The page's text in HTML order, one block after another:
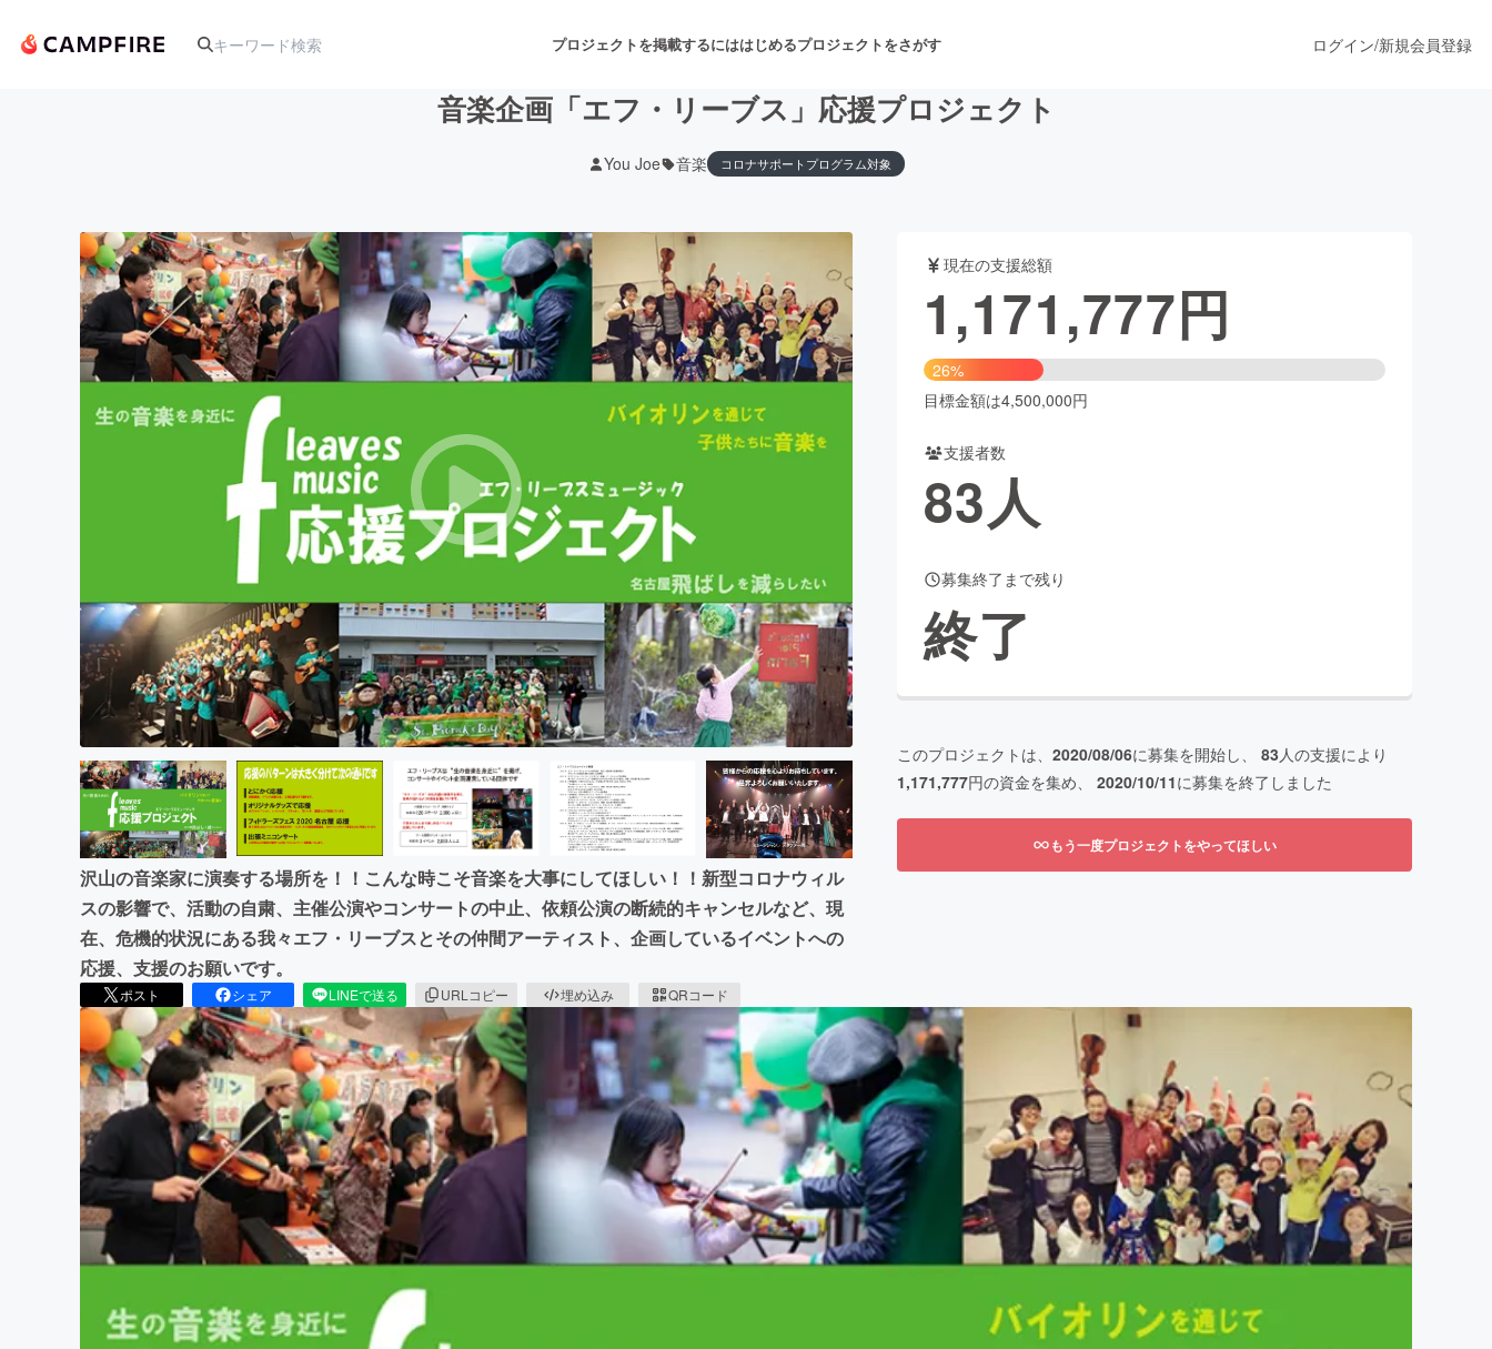
プロジェクトを掲載するにははじめるプロジェクトをさがす
アート・写真 音楽 舞台・パフォーマンス
テクノロジー・ガジェット ゲーム・サービス開発 フード・飲食店 ファッション
映像・映画
ビジネス・起業 ビューティー・ヘルスケア
まちづくり・地域活性化
CAMPFIRE for Social GoodCAMPFIRE Creation
CAMPFIREふるさと納税machi-yaコミュニティ
ログイン/新規会員登録
音楽企画「エフ・リーブス」応援プロジェクト
You Joe 音楽 コロナサポートプログラム対象
沢山の音楽家に演奏する場所を！！こんな時こそ音楽を大事にしてほしい！！新型コロナウィル
スの影響で、活動の自粛、主催公演やコンサートの中止、依頼公演の断続的キャンセルなど、現
在、危機的状況にある我々エフ・リーブスとその仲間アーティスト、企画しているイベントへの
応援、支援のお願いです。
ポスト シェア LINEで送る URLコピー 埋め込み QRコード
現在の支援総額
1,171,777円
26%
目標金額は4,500,000円
支援者数
83人
募集終了まで残り
終了
このプロジェクトは、 2020/08/06に募集を開始し、 83人の支援により
1,171,777円の資金を集め、 2020/10/11に募集を終了しました
もう一度プロジェクトをやってほしい